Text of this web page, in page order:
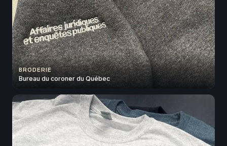
BRODERIE
Bureau du coroner du Québec